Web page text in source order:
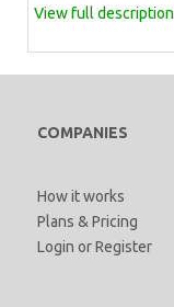
View full description
COMPANIES
How it works
Plans & Pricing
Login orRegister